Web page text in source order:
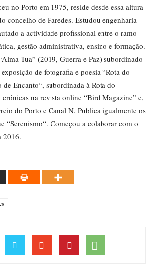
no Porto em 1975, reside desde essa altura
concelho de Paredes. Estudou engenharia
a actividade profissional entre o ramo
gestão administrativa, ensino e formação.
Tua” (2019, Guerra e Paz) subordinado
de fotografia e poesia “Rota do
Encanto“, subordinada à Rota do
na revista online “Bird Magazine” e,
do Porto e Canal N. Publica igualmente os
“Serenismo“. Começou a colaborar com o
2016.